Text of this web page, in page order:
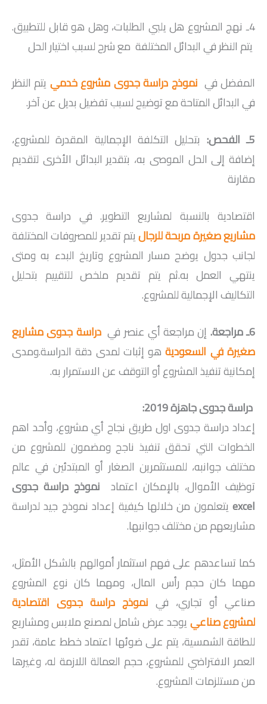
4ـ نهج المشروع هل يلبي الطلبات، وهل هو قابل للتطبيق.
يتم النظر في البدائل المختلفة مع شرح لسبب اختيار الحل
المفضل في نموذج دراسة جدوى مشروع خدمي يتم النظر
في البدائل المتاحة مع توضيح لسبب تفضيل بديل عن آخر.
5ـ الفحص:
بتحليل التكلفة الإجمالية المقدرة للمشروع،
إضافة إلى الحل الموصى به، بتقدير البدائل الأخرى لتقديم
مقارنة
اقتصادية بالنسبة لمشاريع التطوير. في دراسة جدوى
مشاريع صغيرة مربحة للرجاليتم تقدير للمصروفات المختلفة
لجانب جدول يوضح مسار المشروع وتاريخ البدء به ومتى
ينتهي العمل به.ثم يتم تقديم ملخص للتقييم بتحليل
التكاليف الإجمالية للمشروع.
6ـ مراجعة.
إن مراجعة أي عنصر فيدراسة جدوى مشاريع
صغيرة في السعودية هو إثبات لمدى دقة الدراسة.ومدى
إمكانية تنفيذ المشروع أو التوقف عن الاستمرار به.
دراسة جدوى جاهزة 2019:
إعداد دراسة جدوى اول طريق نجاح أي مشروع، وأحد اهم
الخطوات التي تحقق تنفيذ ناجح ومضمون للمشروع من
مختلف جوانبه، للمستثمرين الصغار أو المبتدئين في عالم
توظيف الأموال، بالإمكان اعتماد نموذج دراسة جدوى
excel يتعلمون من خلالها كيفية إعداد نموذج جيد لدراسة
مشاريعهم من مختلف جوانبها.
كما تساعدهم على فهم استثمار أموالهم بالشكل الأمثل،
مهما كان حجم رأس المال، ومهما كان نوع المشروع
صناعي أو تجاري، في نموذج دراسة جدوى اقتصادية
لمشروع صناعييوجد عرض شامل لمصنع ملابس ومشاريع
للطاقة الشمسية، يتم على ضوئها اعتماد خطط عامة، تقدر
العمر الافتراضي للمشروع، حجم العمالة اللازمة له، وغيرها
من مستلزمات المشروع.